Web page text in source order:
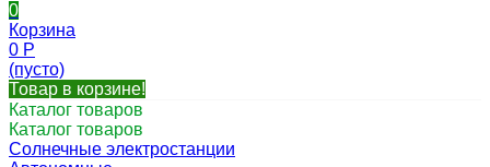
0
Корзина
0 Р
(пусто)
Товар в корзине!
Каталог товаров
Каталог товаров
Солнечные электростанции